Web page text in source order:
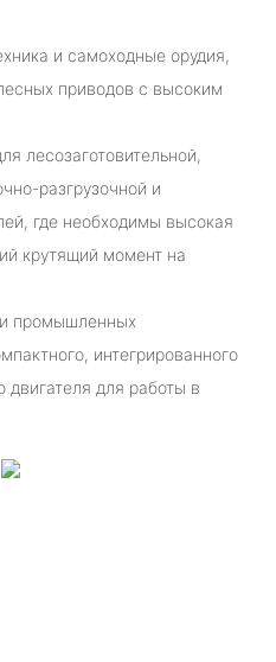
и самоходные орудия,
приводов с высоким
лесозаготовительной,
разгрузочной и
где необходимы высокая
крутящий момент на
промышленных
интегрированного
двигателя для работы в